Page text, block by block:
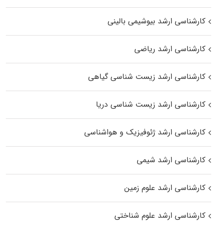
کارشناسی ارشد بیوشیمی بالینی
کارشناسی ارشد ریاضی
کارشناسی ارشد زیست‌ شناسی گیاهی
کارشناسی ارشد زیست‌ شناسی دریا
کارشناسی ارشد ژئوفیزیک و هواشناسی
کارشناسی ارشد شیمی
کارشناسی ارشد علوم زمین
کارشناسی ارشد علوم شناختی